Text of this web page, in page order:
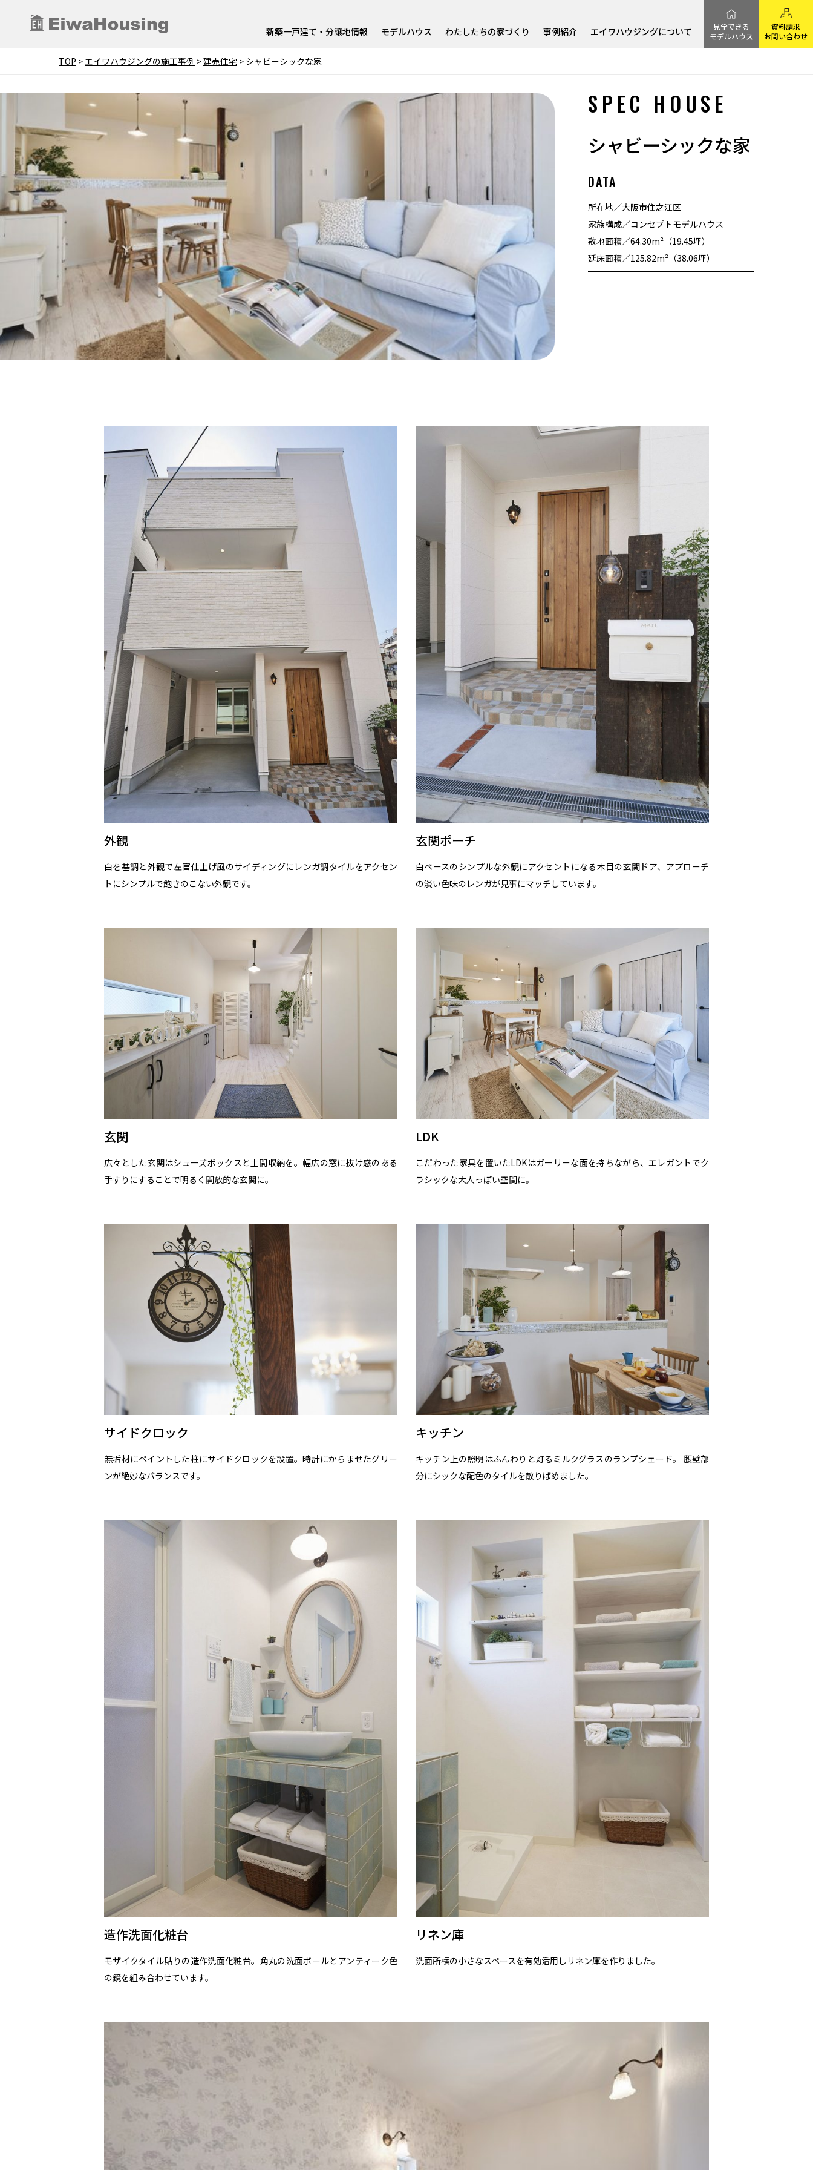
新築一戸建て・分譲地情報 モデルハウス わたしたちの家づくり 事例紹介 エイワハウジングについて
見学できる
モデルハウス
資料請求
お問い合わせ
TOP >エイワハウジングの施工事例 >建売住宅 > シャビーシックな家
SPEC HOUSE
シャビーシックな家
DATA
所在地
大阪市住之江区
家族構成
コンセプトモデルハウス
敷地面積
64.30m²（19.45坪）
延床面積
125.82m²（38.06坪）
外観
白を基調と外観で左官仕上げ風のサイディングにレンガ調タイルをアクセン
トにシンプルで飽きのこない外観です。
玄関ポーチ
白ベースのシンプルな外観にアクセントになる木目の玄関ドア、アプローチ
の淡い色味のレンガが見事にマッチしています。
玄関
広々とした玄関はシューズボックスと土間収納を。幅広の窓に抜け感のある
手すりにすることで明るく開放的な玄関に。
LDK
こだわった家具を置いたLDKはガーリーな面を持ちながら、エレガントでク
ラシックな大人っぽい空間に。
サイドクロック
無垢材にペイントした柱にサイドクロックを設置。時計にからませたグリー
ンが絶妙なバランスです。
キッチン
キッチン上の照明はふんわりと灯るミルクグラスのランプシェード。 腰壁部
分にシックな配色のタイルを散りばめました。
造作洗面化粧台
モザイクタイル貼りの造作洗面化粧台。角丸の洗面ボールとアンティーク色
の鏡を組み合わせています。
リネン庫
洗面所横の小さなスペースを有効活用しリネン庫を作りました。